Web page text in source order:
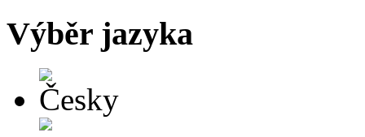
Výběr jazyka